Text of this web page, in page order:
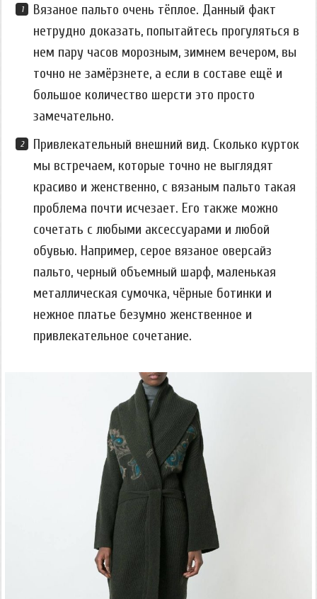
Вязаное пальто очень тёплое. Данный факт
нетрудно доказать, попытайтесь прогуляться в
нем пару часов морозным, зимнем вечером, вы
точно не замёрзнете, а если в составе ещё и
большое количество шерсти это просто
замечательно.
Привлекательный внешний вид. Сколько курток
мы встречаем, которые точно не выглядят
красиво и женственно, с вязаным пальто такая
проблема почти исчезает. Его также можно
сочетать с любыми аксессуарами и любой
обувью. Например, серое вязаное оверсайз
пальто, черный объемный шарф, маленькая
металлическая сумочка, чёрные ботинки и
нежное платье безумно женственное и
привлекательное сочетание.